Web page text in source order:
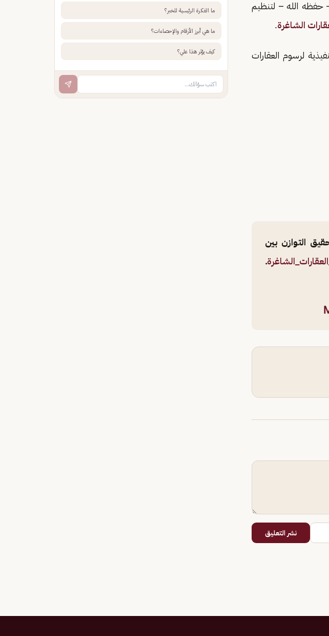
حفظه الله – لتنظيم
الشاغرة.
لرسوم العقارات
التوازن بين
.
نشر التعليق
ما الفكرة الرئيسية للخبر؟
ما هي أبرز الأرقام والإحصاءات؟
كيف يؤثر هذا علي؟